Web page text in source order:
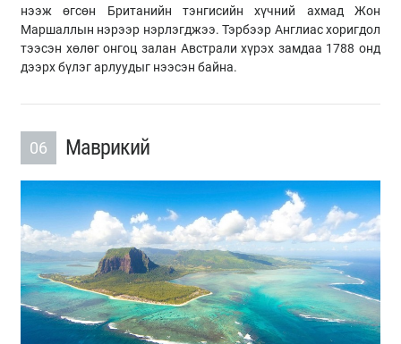
нээж өгсөн Британийн тэнгисийн хүчний ахмад Жон
Маршаллын нэрээр нэрлэгджээ. Тэрбээр Англиас хоригдол
тээсэн хөлөг онгоц залан Австрали хүрэх замдаа 1788 онд
дээрх бүлэг арлуудыг нээсэн байна.
06 Маврикий